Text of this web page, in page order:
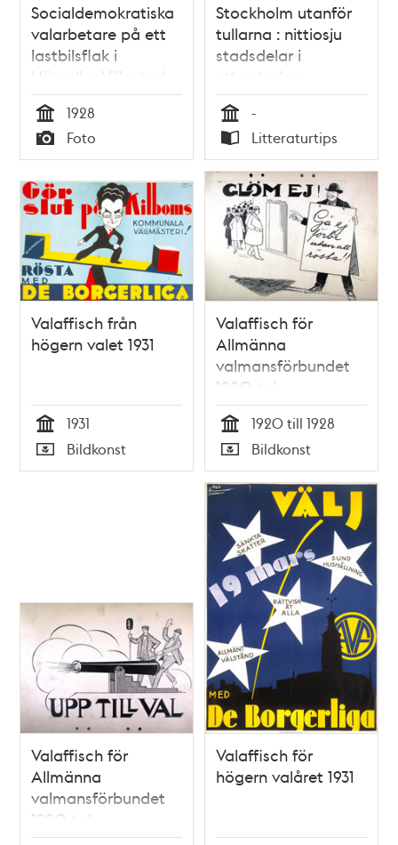
Socialdemokratiska
valarbetare på ett
lastbilsflak i
Hässelby Villastad.
Tid
1928
Typ
Foto
Stockholm utanför
tullarna : nittiosju
stadsdelar i
ytterstaden.
Grimsta, Hässelby
gård, Hässelby
strand, Hässelby
villastad, Kälvesta,
Nälsta, Råcksta,
Vinsta, Vällingby /
Foto: Göran
Fredriksson, Ingrid
Johansson ; förf.:
Elisabet Jermsten
Tid
-
Typ
Litteraturtips
Valaffisch från
högern valet 1931
Tid
1931
Typ
Bildkonst
Valaffisch för
Allmänna
valmansförbundet
1920-tal
Tid
1920 till 1928
Typ
Bildkonst
Valaffisch för
Allmänna
valmansförbundet
1920-tal
Valaffisch för
högern valåret 1931